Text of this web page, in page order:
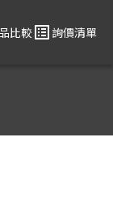
比較 list_alt 詢價清單